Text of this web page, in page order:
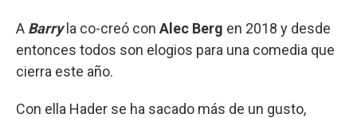
A Barryla co-creó con Alec Berg en 2018 y desde
entonces todos son elogios para una comedia que
cierra este año.
Con ella Hader se ha sacado más de un gusto,